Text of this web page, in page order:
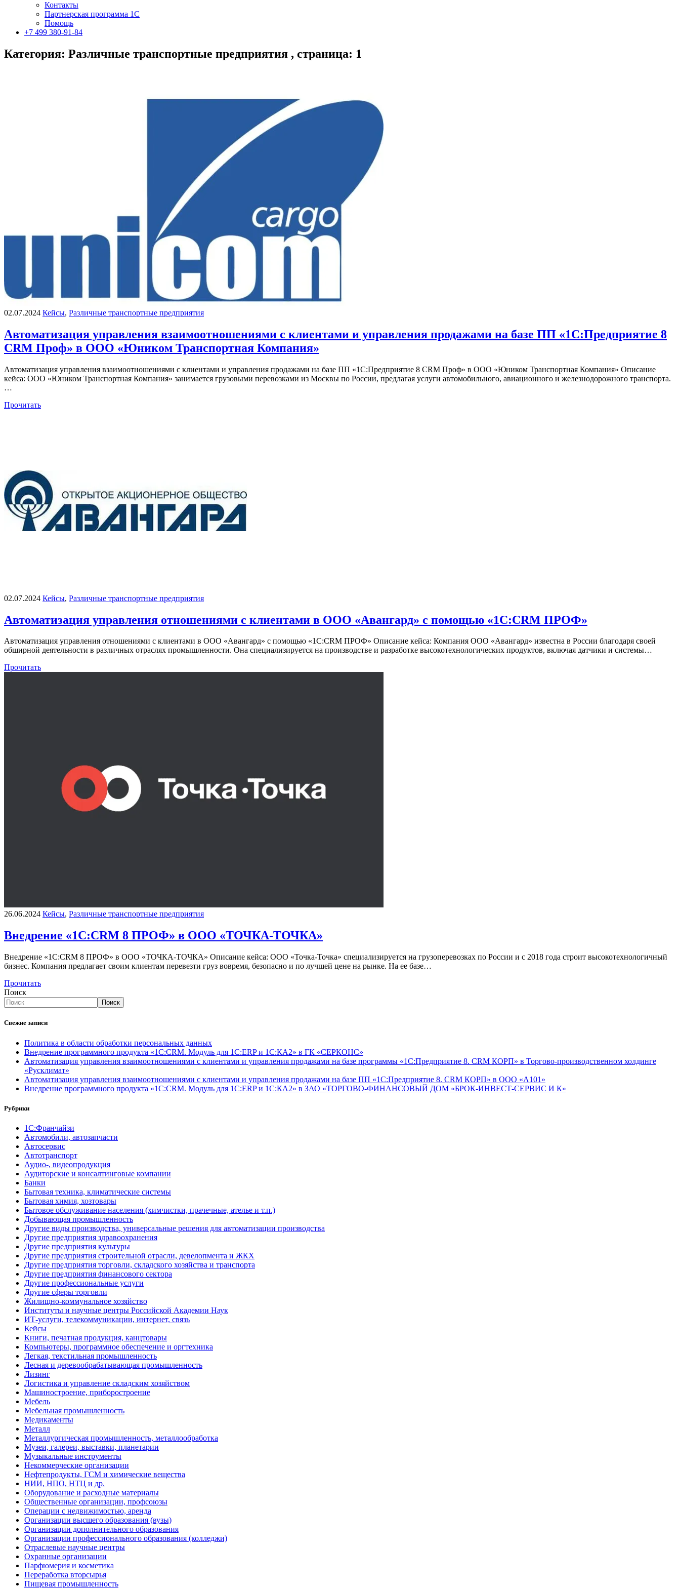
Контакты
Партнерская программа 1С
Помощь
+7 499 380-91-84
Категория: Различные транспортные предприятия , страница: 1
02.07.2024 Кейсы, Различные транспортные предприятия
Автоматизация управления взаимоотношениями с клиентами и управления продажами на базе ПП «1С:Предприятие 8
CRM Проф» в ООО «Юником Транспортная Компания»
Автоматизация управления взаимоотношениями с клиентами и управления продажами на базе ПП «1С:Предприятие 8 CRM Проф» в ООО «Юником Транспортная Компания» Описание
кейса: ООО «Юником Транспортная Компания» занимается грузовыми перевозками из Москвы по России, предлагая услуги автомобильного, авиационного и железнодорожного транспорта.
…
Прочитать
02.07.2024 Кейсы, Различные транспортные предприятия
Автоматизация управления отношениями с клиентами в ООО «Авангард» с помощью «1С:CRM ПРОФ»
Автоматизация управления отношениями с клиентами в ООО «Авангард» с помощью «1С:CRM ПРОФ» Описание кейса: Компания ООО «Авангард» известна в России благодаря своей
обширной деятельности в различных отраслях промышленности. Она специализируется на производстве и разработке высокотехнологических продуктов, включая датчики и системы…
Прочитать
26.06.2024 Кейсы, Различные транспортные предприятия
Внедрение «1С:CRM 8 ПРОФ» в ООО «ТОЧКА-ТОЧКА»
Внедрение «1С:CRM 8 ПРОФ» в ООО «ТОЧКА-ТОЧКА» Описание кейса: ООО «Точка-Точка» специализируется на грузоперевозках по России и с 2018 года строит высокотехнологичный
бизнес. Компания предлагает своим клиентам перевезти груз вовремя, безопасно и по лучшей цене на рынке. На ее базе…
Прочитать
Поиск
Поиск
Свежие записи
Политика в области обработки персональных данных
Внедрение программного продукта «1С:CRM. Модуль для 1С:ERP и 1С:КА2» в ГК «СЕРКОНС»
Автоматизация управления взаимоотношениями с клиентами и управления продажами на базе программы «1С:Предприятие 8. CRM КОРП» в Торгово-производственном холдинге
«Русклимат»
Автоматизация управления взаимоотношениями с клиентами и управления продажами на базе ПП «1С:Предприятие 8. CRM КОРП» в ООО «А101»
Внедрение программного продукта «1С:CRM. Модуль для 1С:ERP и 1С:КА2» в ЗАО «ТОРГОВО-ФИНАНСОВЫЙ ДОМ «БРОК-ИНВЕСТ-СЕРВИС И К»
Рубрики
1С:Франчайзи
Автомобили, автозапчасти
Автосервис
Автотранспорт
Аудио-, видеопродукция
Аудиторские и консалтинговые компании
Банки
Бытовая техника, климатические системы
Бытовая химия, хозтовары
Бытовое обслуживание населения (химчистки, прачечные, ателье и т.п.)
Добывающая промышленность
Другие виды производства, универсальные решения для автоматизации производства
Другие предприятия здравоохранения
Другие предприятия культуры
Другие предприятия строительной отрасли, девелопмента и ЖКХ
Другие предприятия торговли, складского хозяйства и транспорта
Другие предприятия финансового сектора
Другие профессиональные услуги
Другие сферы торговли
Жилищно-коммунальное хозяйство
Институты и научные центры Российской Академии Наук
ИТ-услуги, телекоммуникации, интернет, связь
Кейсы
Книги, печатная продукция, канцтовары
Компьютеры, программное обеспечение и оргтехника
Легкая, текстильная промышленность
Лесная и деревообрабатывающая промышленность
Лизинг
Логистика и управление складским хозяйством
Машиностроение, приборостроение
Мебель
Мебельная промышленность
Медикаменты
Металл
Металлургическая промышленность, металлообработка
Музеи, галереи, выставки, планетарии
Музыкальные инструменты
Некоммерческие организации
Нефтепродукты, ГСМ и химические вещества
НИИ, НПО, НТЦ и др.
Оборудование и расходные материалы
Общественные организации, профсоюзы
Операции с недвижимостью, аренда
Организации высшего образования (вузы)
Организации дополнительного образования
Организации профессионального образования (колледжи)
Отраслевые научные центры
Охранные организации
Парфюмерия и косметика
Переработка вторсырья
Пищевая промышленность